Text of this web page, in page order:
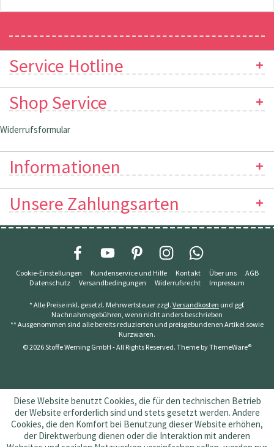
Service Hotline
Shop Service
Widerrufsformular
Informationen
Unsere Zahlungsarten
Cookie-Einstellungen Kundenservice und Hilfe Kontakt Über uns
AGB
Datenschutz
Versandbedingungen Widerrufsrecht Impressum
* Alle Preise inkl. gesetzl. Mehrwertsteuer zzgl. Versandkosten und ggf.
Nachnahmegebühren, wenn nicht anders beschrieben
** Ausgenommen sind alle bereits reduzierten und preisgebundenen Artikel sowie
Kurzwaren.
© 2026 Stoffe Werning GmbH - All Rights Reserved. Theme byThemeWare®
Diese Website benutzt Cookies, die für den technischen Betrieb
der Website erforderlich sind und stets gesetzt werden. Andere
Cookies, die den Komfort bei Benutzung dieser Website erhöhen,
der Direktwerbung dienen oder die Interaktion mit anderen